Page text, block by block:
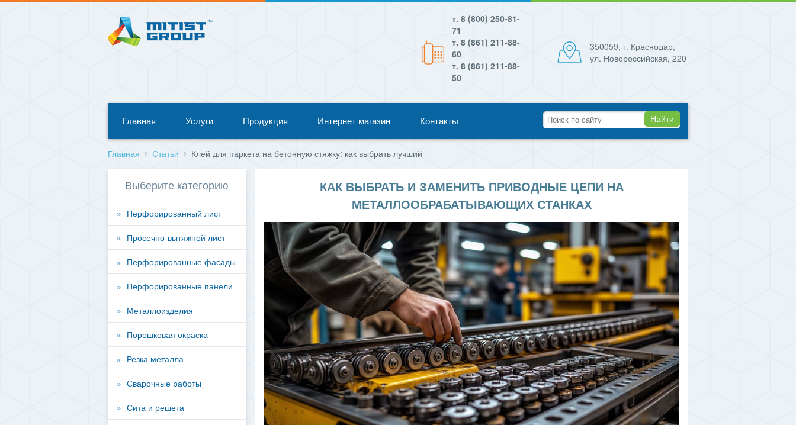
т. 8 (800) 250-81-
71
т. 8 (861) 211-88-
60
т. 8 (861) 211-88-
50
350059, г. Краснодар,
ул. Новороссийская, 220
Главная Услуги Продукция Интернет магазин Контакты Найти
Главная Статьи Клей для паркета на бетонную стяжку: как выбрать лучший
КАК ВЫБРАТЬ И ЗАМЕНИТЬ ПРИВОДНЫЕ ЦЕПИ НА
МЕТАЛЛООБРАБАТЫВАЮЩИХ СТАНКАХ
Выберите категорию
Перфорированный лист
Просечно-вытяжной лист
Перфорированные фасады
Перфорированные панели
Металлоизделия
Порошковая окраска
Резка металла
Сварочные работы
Сита и решета